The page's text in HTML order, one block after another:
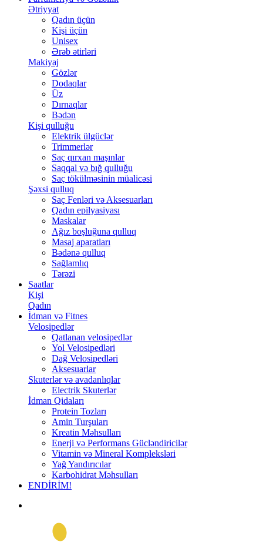
Ətriyyat
Qadın üçün
Kişi üçün
Unisex
Ərəb ətirləri
Makiyaj
Gözlər
Dodaqlar
Üz
Dırnaqlar
Bədən
Kişi qulluğu
Elektrik ülgüclər
Trimmerlər
Saç qırxan maşınlar
Saqqal və bığ qulluğu
Saç tökülməsinin müalicəsi
Şəxsi qulluq
Saç Fenləri və Aksesuarları
Qadın epilyasiyası
Maskalar
Ağız boşluğuna qulluq
Masaj aparatları
Bədənə qulluq
Sağlamlıq
Tərəzi
Saatlar
Kişi
Qadın
İdman və Fitnes
Velosipedlər
Qatlanan velosipedlər
Yol Velosipedləri
Dağ Velosipedləri
Aksesuarlar
Skuterlər və avadanlıqlar
Electrik Skuterlər
İdman Qidaları
Protein Tozları
Amin Turşuları
Kreatin Məhsulları
Enerji və Performans Gücləndiricilər
Vitamin və Mineral Kompleksləri
Yağ Yandırıcılar
Karbohidrat Məhsulları
ENDİRİM!